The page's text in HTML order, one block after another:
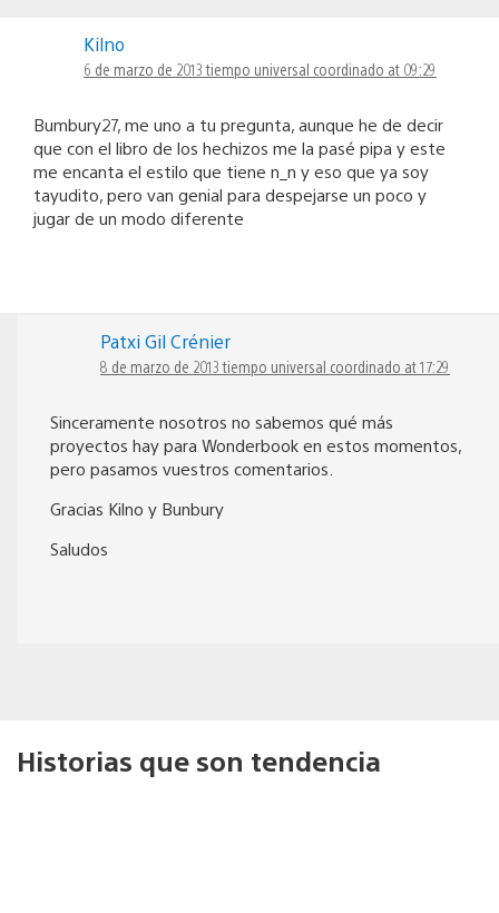
Kilno
6 de marzo de 2013 tiempo universal coordinado at 09:29
Bumbury27, me uno a tu pregunta, aunque he de decir
que con el libro de los hechizos me la pasé pipa y este
me encanta el estilo que tiene n_n y eso que ya soy
tayudito, pero van genial para despejarse un poco y
jugar de un modo diferente
Patxi Gil Crénier
8 de marzo de 2013 tiempo universal coordinado at 17:29
Sinceramente nosotros no sabemos qué más
proyectos hay para Wonderbook en estos momentos,
pero pasamos vuestros comentarios.
Gracias Kilno y Bunbury
Saludos
Historias que son tendencia